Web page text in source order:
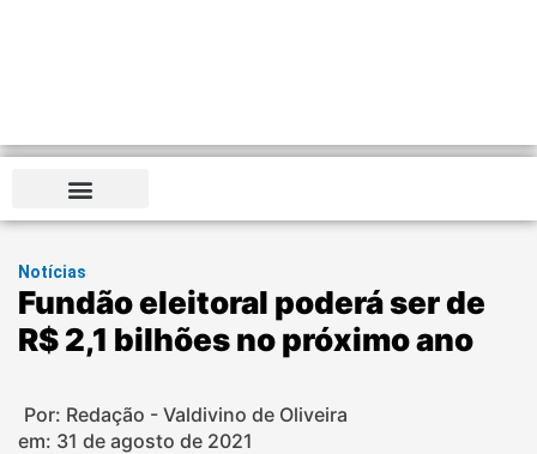
Notícias
Fundão eleitoral poderá ser de
R$ 2,1 bilhões no próximo ano
Por: Redação - Valdivino de Oliveira
em: 31 de agosto de 2021